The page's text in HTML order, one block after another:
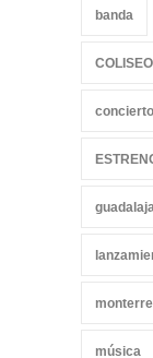
banda
concierto
música